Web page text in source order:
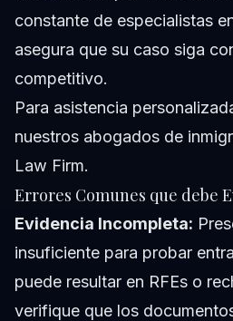
constante de especialistas
asegura que su caso siga
competitivo.
Para asistencia
nuestros abogados de
Law Firm.
Errores Comunes que debe
Evidencia Incompleta:
insuficiente para probar
puede resultar en RFEs o
verifique que los